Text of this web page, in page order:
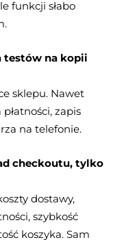
funkcji słabo
testów na kopii
sklepu. Nawet
zapis
na telefonie.
checkoutu, tylko
dostawy,
szybkość
koszyka. Sam